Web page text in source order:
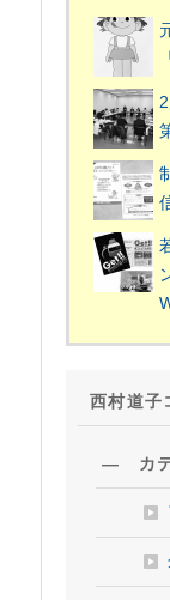
西村道子
― カテ